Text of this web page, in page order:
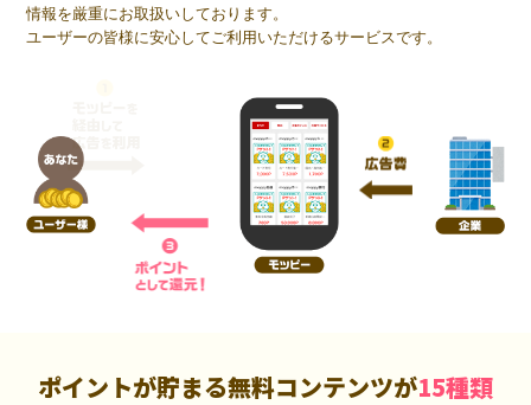
情報を厳重にお取扱いしております。
ユーザーの皆様に安心してご利用いただけるサービスです。
ポイントが貯まる無料コンテンツが15種類